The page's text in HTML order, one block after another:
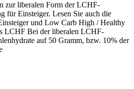
zur liberalen Form der LCHF-
für Einsteiger. Lesen Sie auch die
und Low Carb High / Healthy
LCHF Bei der liberalen LCHF-
auf 50 Gramm, bzw. 10% der